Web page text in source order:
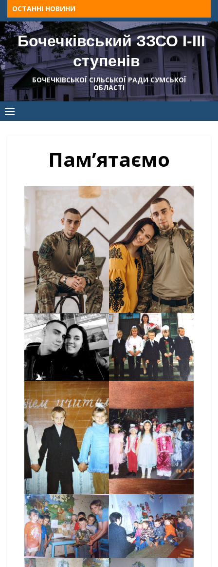
Skip
to
content
ОСТАННІ НОВИНИ
Бочечківський ЗЗСО І-ІІІ
ступенів
БОЧЕЧКІВСЬКОЇ СІЛЬСЬКОЇ РАДИ СУМСЬКОЇ
ОБЛАСТІ
Пам’ятаємо